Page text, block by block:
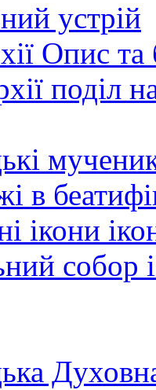
устрій
Опис та
поділ
в
ікони
собор